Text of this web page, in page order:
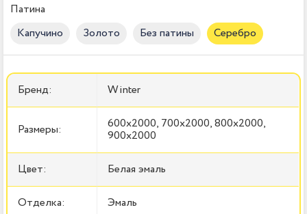
Патина
Капучино
Золото Без патины Серебро
Бренд: Winter
Размеры: 600x2000, 700x2000, 800x2000,
900x2000
Цвет: Белая эмаль
Отделка: Эмаль